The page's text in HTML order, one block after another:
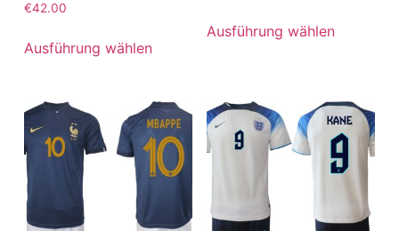
€42.00
Ausführung wählen
Ausführung wählen